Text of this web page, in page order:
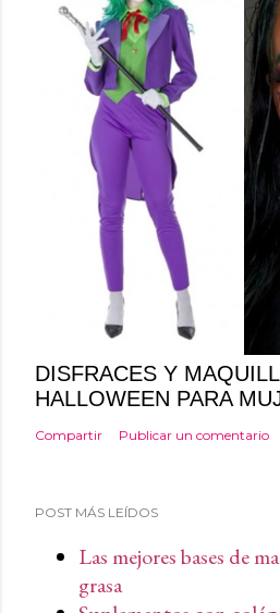
DISFRACES Y
HALLOWEEN PARA
Compartir Publicar un comentario
POST MÁS LEÍDOS
Las mejores bases de
grasa